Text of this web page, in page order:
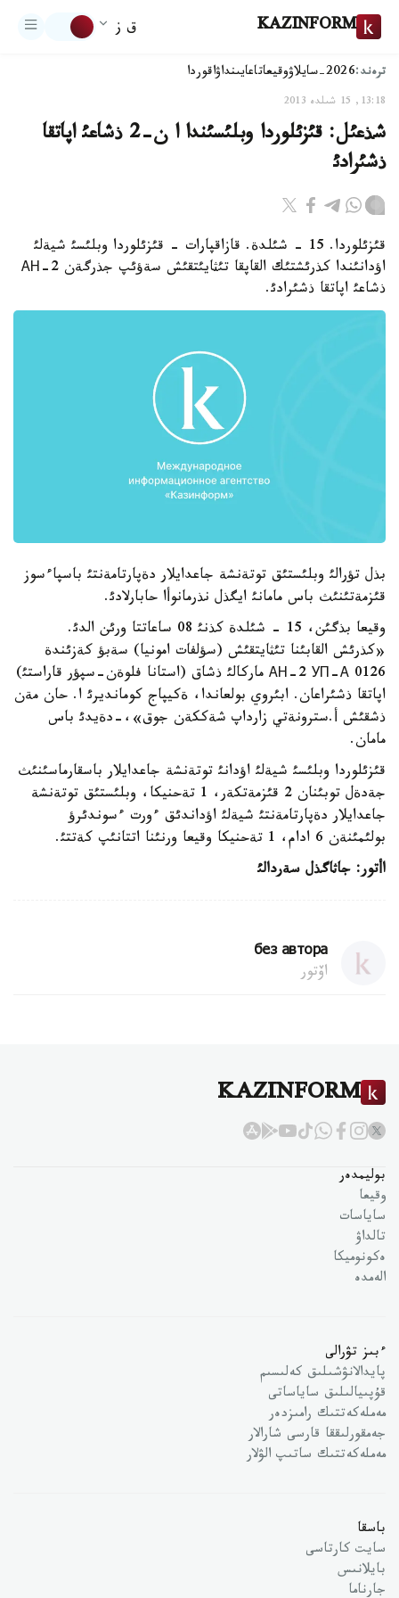
KAZINFORM ق ز
ترەند:2026-سايلاۋ وقيعاتاعايىنداۋاقوردا
13:18, 15 شىلدە 2013
شذعئل: قئزئلوردا وبلئسئندا ا ن-2 ذشاعئ اپاتقا
ذشئرادئ
قئزئلوردا. 15 - شئلدة. قازاقپارات - قئزئلوردا وبلئسئ شيةلئ
اؤدانئندا كذرئشتئك القاپقا تئثايئتقئش سةؤئپ جذرگةن АН-2
ذشاعئ اپاتقا ذشئرادئ.
بذل تؤرالئ وبلئستئق توتةنشة جاعدايلار دةپارتامةنتئ باسپاءسوز
قئزمةتئنئث باس مامانئ ايگذل نذرمانوأا حابارلادئ.
وقيعا بذگئن، 15 - شئلدة كذنئ 08 ساعاتتا ورئن الدئ.
«كذرئش القابئنا تئثايتقئش (سؤلفات امونيا) سةبؤ كةزئندة
АН-2 УП-А 0126 ماركالئ ذشاق (استانا فلوةن-سپؤر قاراستئ)
اپاتقا ذشئراعان. ابئروي بولعاندا، ةكيپاج كومانديرئ ا. حان مةن
ذشقئش أ.سترونةتي زارداپ شةككةن جوق»،-دةيدئ باس
مامان.
قئزئلوردا وبلئسئ شيةلئ اؤدانئ توتةنشة جاعدايلار باسقارماسئنئث
جةدةل توبئنان 2 قئزمةتكةر، 1 تةحنيكا، وبلئستئق توتةنشة
جاعدايلار دةپارتامةنتئ شيةلئ اؤداندئق ءورت ءسوندئرؤ
بولئمئنةن 6 ادام، 1 تةحنيكا وقيعا ورنئنا اتتانئپ كةتتئ.
اأتور: جاثاگذل سةردالئ
без автора
اۆتور
KAZINFORM
بوليمدەر
وقيعا
ساياسات
تالداۋ
ەكونوميكا
الەمدە
ءبىز تۋرالى
پايدالانۋشىلىق كەلىسىم
قۇپىيالىلىق ساياساتى
مەملەكەتتىك رامىزدەر
جەمقورلىققا قارسى شارالار
مەملەكەتتىك ساتىپ الۋلار
باسقا
سايت كارتاسى
بايلانىس
جارناما